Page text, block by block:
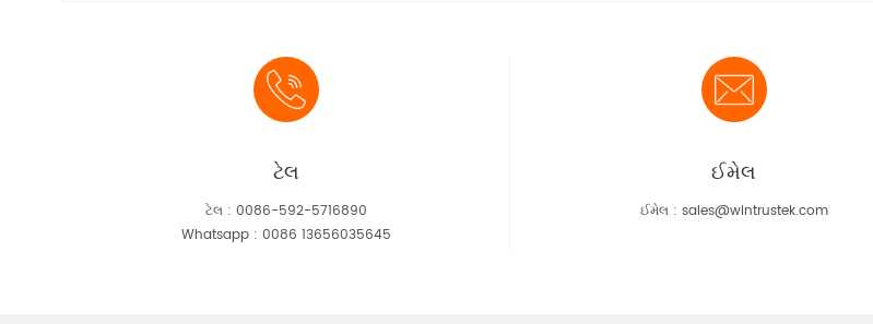
ટેલ
ટેલ : 0086-592-5716890
Whatsapp : 0086 13656035645
ઈમેલ
ઈમેલ : sales@wintrustek.com